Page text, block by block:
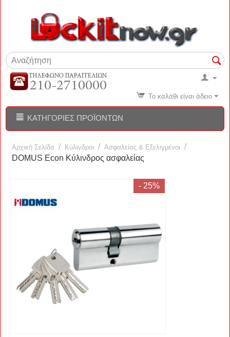
Το καλάθι είναι άδειο
ΚΑΤΗΓΟΡΊΕΣ ΠΡΟΪΌΝΤΩΝ
Αρχική Σελίδα / Κύλινδροι / Ασφαλείας & Εξελιγμένοι /
DOMUS Econ Κύλινδρος ασφαλείας
- 25%